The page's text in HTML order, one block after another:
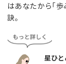
はあなたから｢
訣。
星ひ